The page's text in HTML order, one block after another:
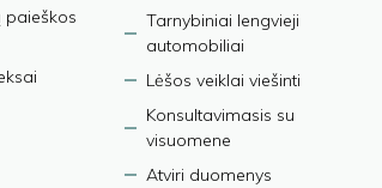
paieškos
Tarnybiniai lengvieji
automobiliai
Lėšos veiklai viešinti
Konsultavimasis su
visuomene
Atviri duomenys